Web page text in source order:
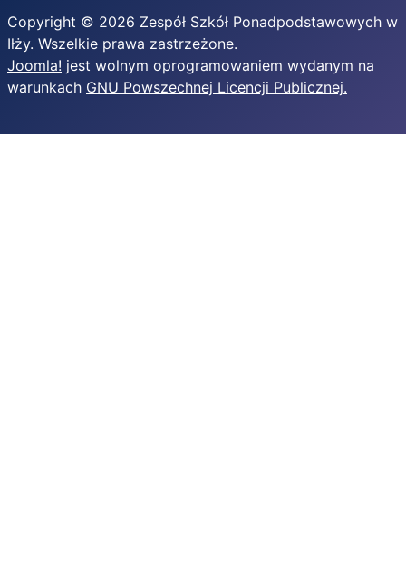
Copyright © 2026 Zespół Szkół Ponadpodstawowych w
Iłży. Wszelkie prawa zastrzeżone.
Joomla! jest wolnym oprogramowaniem wydanym na
warunkach GNU Powszechnej Licencji Publicznej.